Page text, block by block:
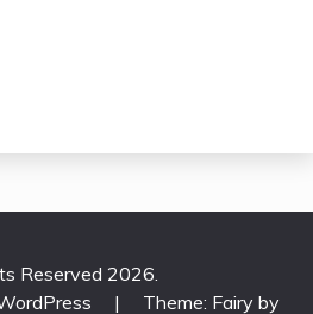
Reserved 2026.
| Theme: Fairy by